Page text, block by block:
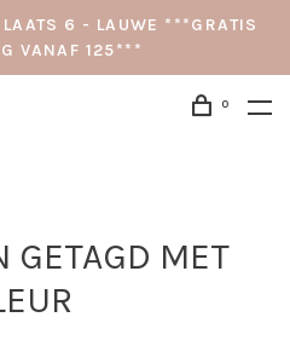
6 - LAUWE ***GRATIS
VANAF 125***
0
GETAGD MET